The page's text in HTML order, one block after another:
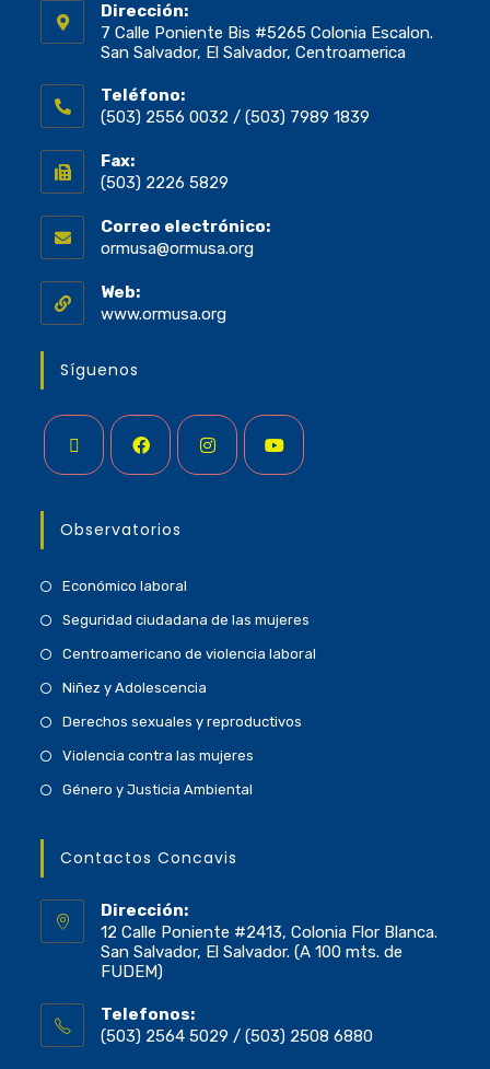
Dirección:
7 Calle Poniente Bis #5265 Colonia Escalon.
San Salvador, El Salvador, Centroamerica
Teléfono:
(503) 2556 0032 / (503) 7989 1839
Fax:
(503) 2226 5829
Correo electrónico:
ormusa@ormusa.org
Web:
www.ormusa.org
Síguenos
Observatorios
Económico laboral
Seguridad ciudadana de las mujeres
Centroamericano de violencia laboral
Niñez y Adolescencia
Derechos sexuales y reproductivos
Violencia contra las mujeres
Género y Justicia Ambiental
Contactos Concavis
Dirección:
12 Calle Poniente #2413, Colonia Flor Blanca.
San Salvador, El Salvador. (A 100 mts. de
FUDEM)
Telefonos:
(503) 2564 5029 / (503) 2508 6880